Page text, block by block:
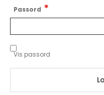
Passord
Vis passord